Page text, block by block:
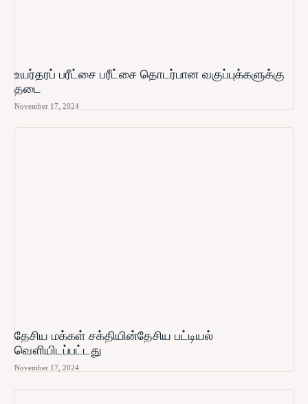
உயர்தரப் பரீட்சை பரீட்சை தொடர்பான வகுப்புக்களுக்கு
தடை
November 17, 2024
தேசிய மக்கள் சக்தியின்தேசிய பட்டியல்
வௌியிடப்பட்டது
November 17, 2024